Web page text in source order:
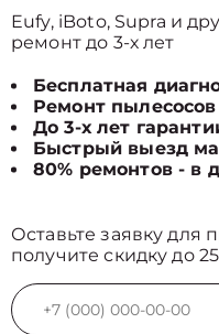
Eufy, iBoto, Supra и
ремонт до 3-х лет
Бесплатная
Ремонт
До 3-х лет
Быстрый выезд
80% ремонтов - в
Оставьте заявку для
получите скидку до